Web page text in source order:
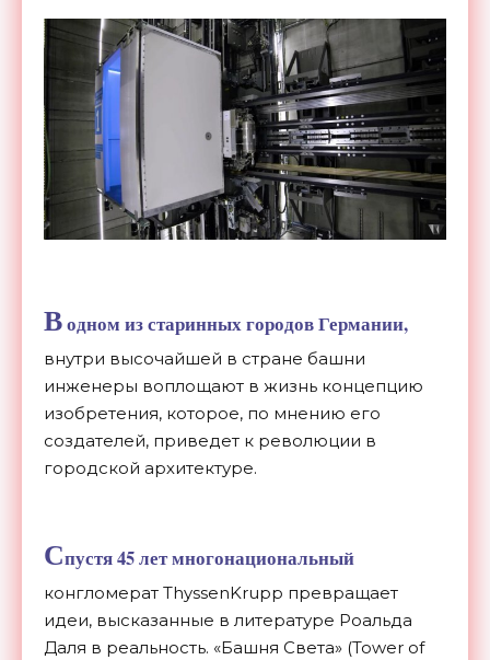
Водном из старинных городовГермании,
внутри высочайшей в стране башни
инженеры воплощают в жизнь концепцию
изобретения, которое, по мнению его
создателей, приведет к революции в
городской архитектуре.
Спустя 45 лет многонациональный
конгломерат ThyssenKrupp превращает
идеи, высказанные в литературе Роальда
Даля в реальность. «Башня Света» (Tower of